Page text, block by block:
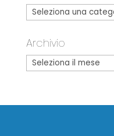
Archivio